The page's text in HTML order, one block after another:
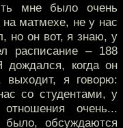
мне было очень
на матмехе, не у нас
но он вот, я знаю, у
расписание – 188
дождался, когда он
выходит, я говорю:
со студентами, у
очень...
было, обсуждаются